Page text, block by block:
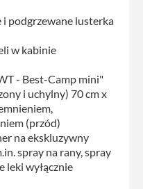
podgrzewane lusterka
w kabinie
- Best-Camp mini"
i uchylny) 70 cm x
(przód)
na ekskluzywny
spray na rany, spray
leki wyłącznie